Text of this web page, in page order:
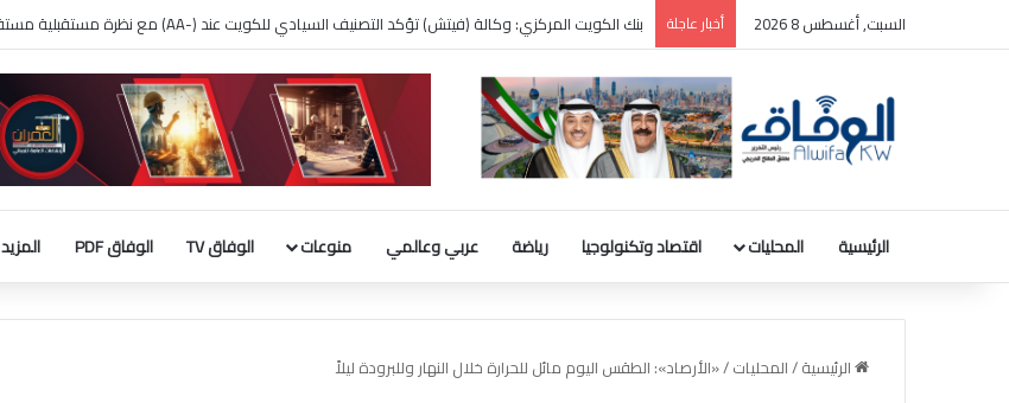
السبت, أغسطس 8 2026 أخبار عاجلة ترامب: سأطعن على حكم وقف بناء قاعة الاحتفالات بالبيت الأبيض
الرئيسية المحليات اقتصاد وتكنولوجيا رياضة عربي وعالمي منوعات الوفاق TV الوفاق PDF المزيد
الرئيسية/المحليات/«الأرصاد»: الطقس اليوم مائل للحرارة خلال النهار وللبرودة ليلاً